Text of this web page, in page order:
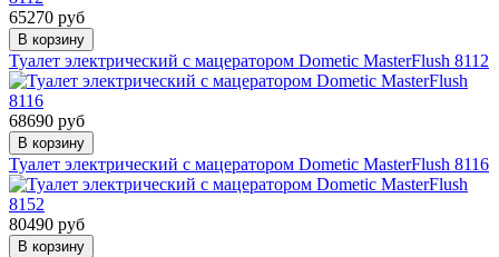
65270 руб
В корзину
Туалет электрический с мацератором Dometic MasterFlush 8112
68690 руб
В корзину
Туалет электрический с мацератором Dometic MasterFlush 8116
80490 руб
В корзину